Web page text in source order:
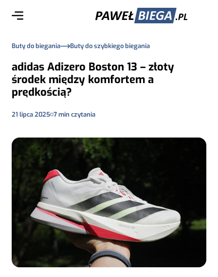
Buty do biegania Buty do szybkiego biegania
adidas Adizero Boston 13 – złoty
środek między komfortem a
prędkością?
21 lipca 2025 7min czytania